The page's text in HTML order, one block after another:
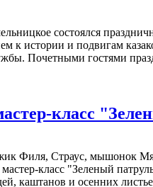
состоялся
к истории и подвигам
Почетными гостями
класс
Филя, Страус, мышонок
класс "Зеленый
каштанов и осенних